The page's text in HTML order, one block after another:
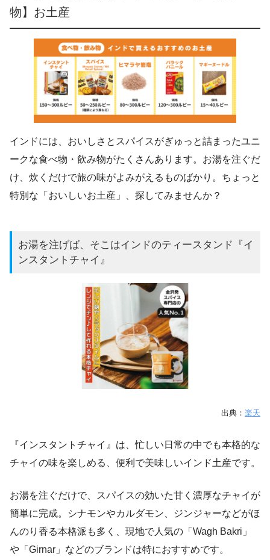
物】お土産
インドには、おいしさとスパイスがぎゅっと詰まったユニ
ークな食べ物・飲み物がたくさんあります。お湯を注ぐだ
け、炊くだけで旅の味がよみがえるものばかり。ちょっと
特別な「おいしいお土産」、探してみませんか？
お湯を注げば、そこはインドのティースタンド『イ
ンスタントチャイ』
出典： 楽天
『インスタントチャイ』は、忙しい日常の中でも本格的な
チャイの味を楽しめる、便利で美味しいインド土産です。
お湯を注ぐだけで、スパイスの効いた甘く濃厚なチャイが
簡単に完成。シナモンやカルダモン、ジンジャーなどがほ
んのり香る本格派も多く、現地で人気の「Wagh Bakri」
や「Girnar」などのブランドは特におすすめです。